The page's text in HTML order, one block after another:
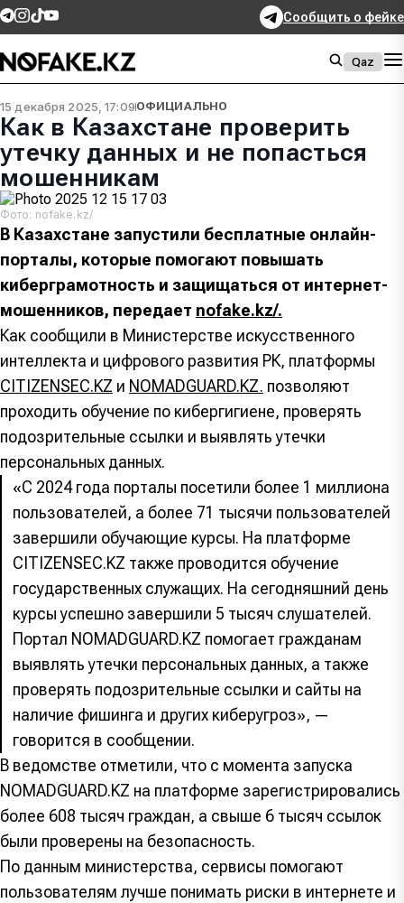
Сообщить о фейке
Qaz
15 декабря 2025, 17:09ОФИЦИАЛЬНО
Как в Казахстане проверить
утечку данных и не попасться
мошенникам
Фото: nofake.kz/
В Казахстане запустили бесплатные онлайн-
порталы, которые помогают повышать
киберграмотность и защищаться от интернет-
мошенников, передает nofake.kz/.
Как сообщили в Министерстве искусственного
интеллекта и цифрового развития РК, платформы
CITIZENSEC.KZ и NOMADGUARD.KZ. позволяют
проходить обучение по кибергигиене, проверять
подозрительные ссылки и выявлять утечки
персональных данных.
«С 2024 года порталы посетили более 1 миллиона
пользователей, а более 71 тысячи пользователей
завершили обучающие курсы. На платформе
CITIZENSEC.KZ также проводится обучение
государственных служащих. На сегодняшний день
курсы успешно завершили 5 тысяч слушателей.
Портал NOMADGUARD.KZ помогает гражданам
выявлять утечки персональных данных, а также
проверять подозрительные ссылки и сайты на
наличие фишинга и других киберугроз», —
говорится в сообщении.
В ведомстве отметили, что с момента запуска
NOMADGUARD.KZ на платформе зарегистрировались
более 608 тысяч граждан, а свыше 6 тысяч ссылок
были проверены на безопасность.
По данным министерства, сервисы помогают
пользователям лучше понимать риски в интернете и